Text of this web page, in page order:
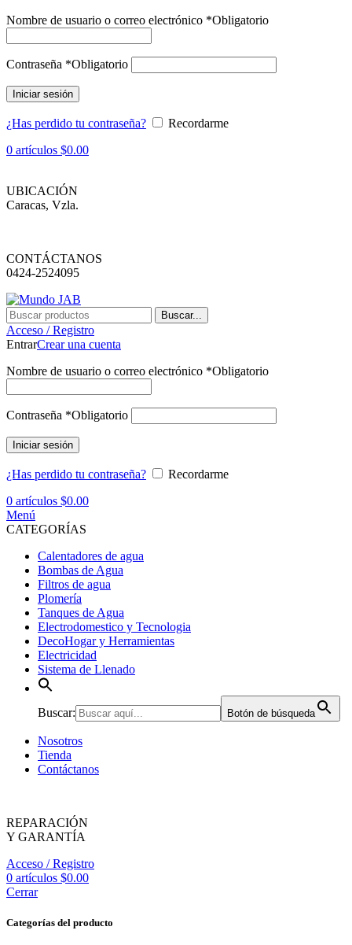
Nombre de usuario o correo electrónico *Obligatorio
Contraseña *Obligatorio
Iniciar sesión
¿Has perdido tu contraseña?
Recordarme
0 artículos $0.00
UBICACIÓN
Caracas, Vzla.
CONTÁCTANOS
0424-2524095
Buscar...
Acceso / Registro
EntrarCrear una cuenta
Nombre de usuario o correo electrónico *Obligatorio
Contraseña *Obligatorio
Iniciar sesión
¿Has perdido tu contraseña?
Recordarme
0 artículos $0.00
Menú
CATEGORÍAS
Calentadores de agua
Bombas de Agua
Filtros de agua
Plomería
Tanques de Agua
Electrodomestico y Tecnologia
DecoHogar y Herramientas
Electricidad
Sistema de Llenado
Buscar: Botón de búsqueda
Nosotros
Tienda
Contáctanos
REPARACIÓN
Y GARANTÍA
Acceso / Registro
0 artículos $0.00
Cerrar
Categorías del producto